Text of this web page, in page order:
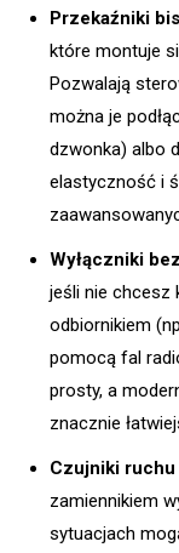
Przekaźniki
które montuje
Pozwalają
można je
dzwonka) albo
elastyczność i
Wyłączniki
jeśli nie chcesz
odbiornikiem
pomocą fal
prosty, a
znacznie
Czujniki
zamiennikiem
sytuacjach